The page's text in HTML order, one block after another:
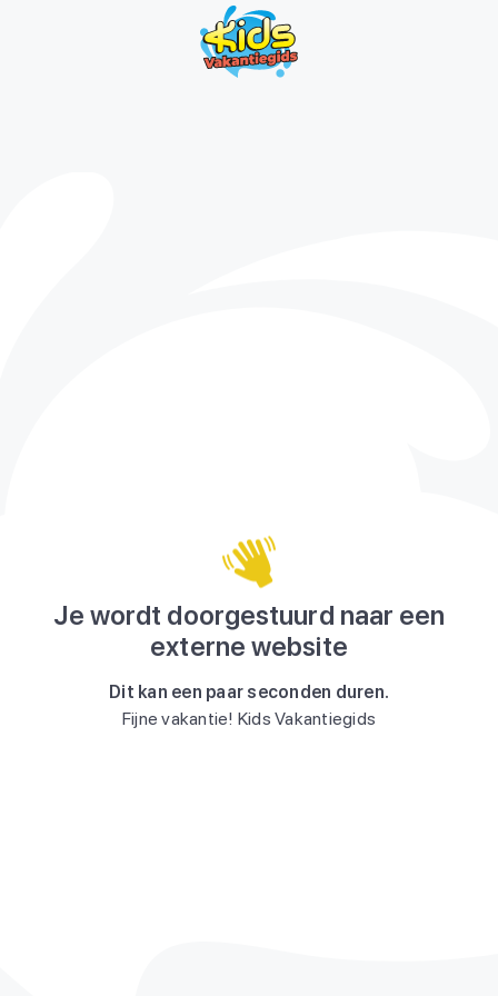
Je wordt doorgestuurd naar een
externe website
Dit kan een paar seconden duren.
Fijne vakantie! Kids Vakantiegids